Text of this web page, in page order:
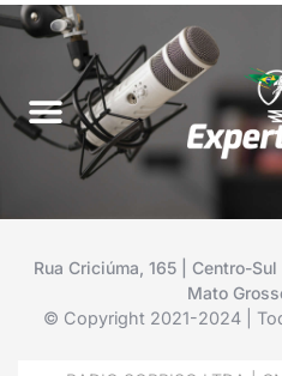
Rua Criciúma, 165 | Centro-
Mato
© Copyright 2021-2024 |